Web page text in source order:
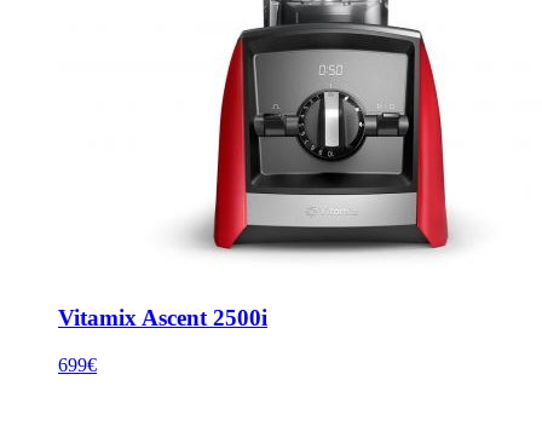
Vitamix Ascent 2500i
699€